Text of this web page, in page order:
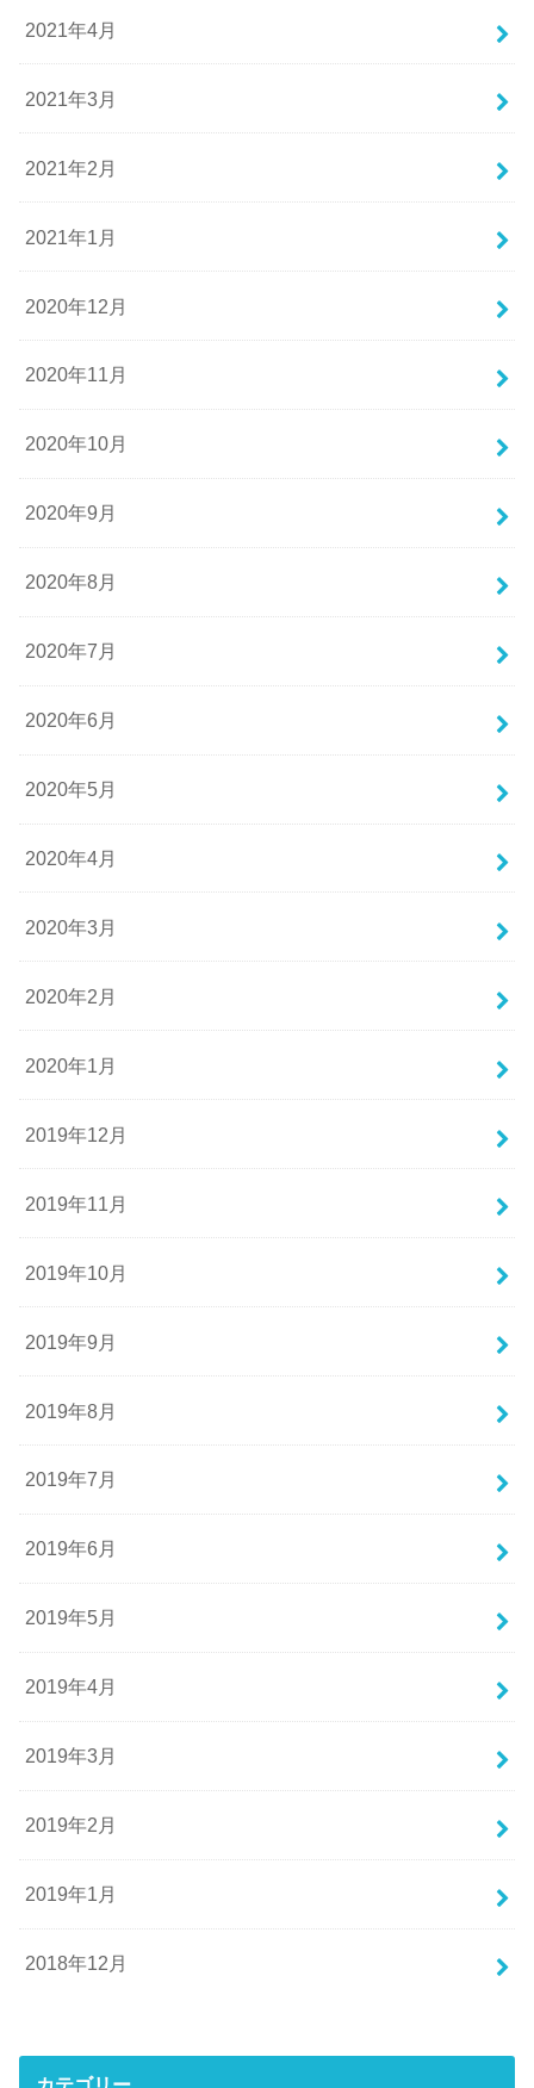
2021年4月
2021年3月
2021年2月
2021年1月
2020年12月
2020年11月
2020年10月
2020年9月
2020年8月
2020年7月
2020年6月
2020年5月
2020年4月
2020年3月
2020年2月
2020年1月
2019年12月
2019年11月
2019年10月
2019年9月
2019年8月
2019年7月
2019年6月
2019年5月
2019年4月
2019年3月
2019年2月
2019年1月
2018年12月